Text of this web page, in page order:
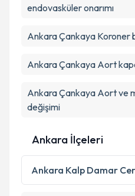
endovasküler onarımı
Ankara Çankaya Koroner
Ankara Çankaya Aort
Ankara Çankaya Aort ve
değişimi
Ankara İlçeleri
Ankara Kalp Damar